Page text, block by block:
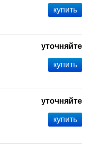
уточняйте
уточняйте